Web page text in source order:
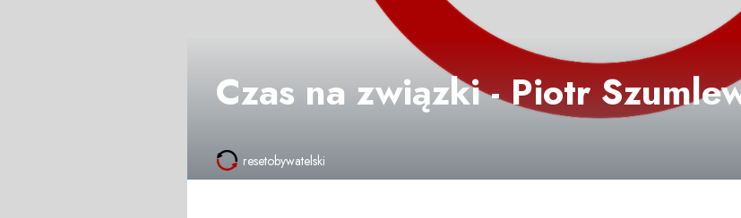
Czas na związki - Piotr
resetobywatelski